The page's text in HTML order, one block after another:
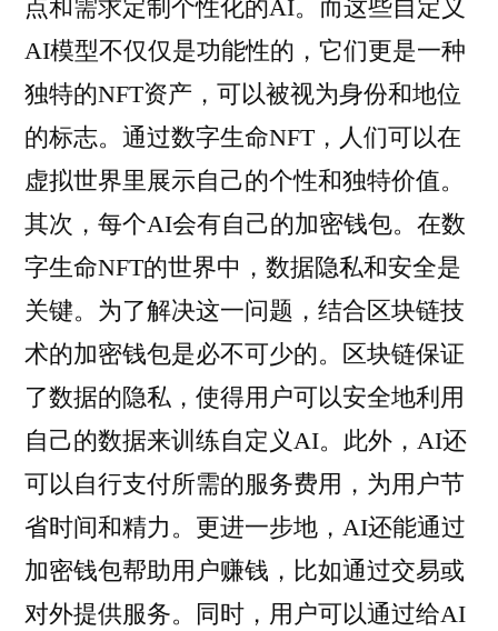
点和需求定制个性化的AI。而这些自定义
AI模型不仅仅是功能性的，它们更是一种
独特的NFT资产，可以被视为身份和地位
的标志。通过数字生命NFT，人们可以在
虚拟世界里展示自己的个性和独特价值。
其次，每个AI会有自己的加密钱包。在数
字生命NFT的世界中，数据隐私和安全是
关键。为了解决这一问题，结合区块链技
术的加密钱包是必不可少的。区块链保证
了数据的隐私，使得用户可以安全地利用
自己的数据来训练自定义AI。此外，AI还
可以自行支付所需的服务费用，为用户节
省时间和精力。更进一步地，AI还能通过
加密钱包帮助用户赚钱，比如通过交易或
对外提供服务。同时，用户可以通过给AI